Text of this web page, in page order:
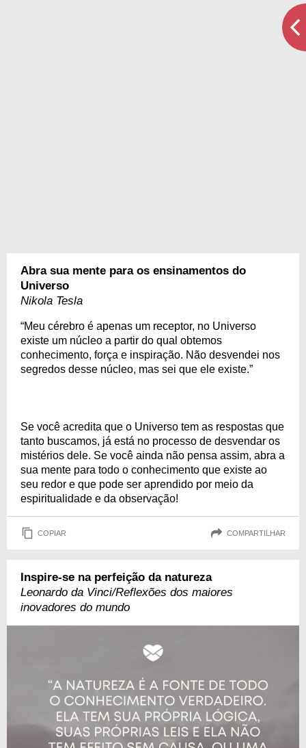
Abra sua mente para os ensinamentos do
Universo
Nikola Tesla
“Meu cérebro é apenas um receptor, no Universo
existe um núcleo a partir do qual obtemos
conhecimento, força e inspiração. Não desvendei nos
segredos desse núcleo, mas sei que ele existe.”
Se você acredita que o Universo tem as respostas que
tanto buscamos, já está no processo de desvendar os
mistérios dele. Se você ainda não pensa assim, abra a
sua mente para todo o conhecimento que existe ao
seu redor e que pode ser aprendido por meio da
espiritualidade e da observação!
COPIAR COMPARTILHAR
Inspire-se na perfeição da natureza
Leonardo da Vinci/Reflexões dos maiores
inovadores do mundo